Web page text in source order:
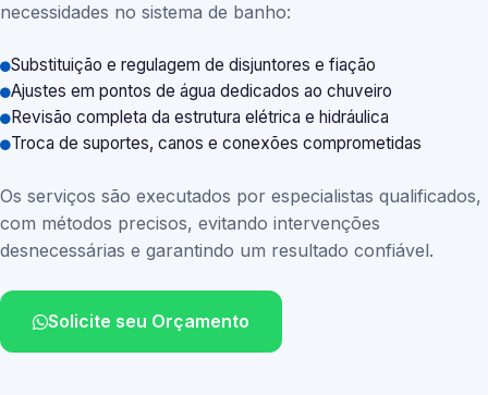
necessidades no sistema de banho:
Substituição e regulagem de disjuntores e fiação
Ajustes em pontos de água dedicados ao chuveiro
Revisão completa da estrutura elétrica e hidráulica
Troca de suportes, canos e conexões comprometidas
Os serviços são executados por especialistas qualificados,
com métodos precisos, evitando intervenções
desnecessárias e garantindo um resultado confiável.
Solicite seu Orçamento